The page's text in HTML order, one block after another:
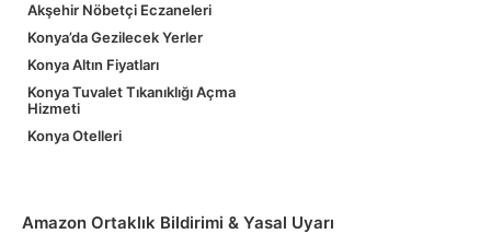
Akşehir Nöbetçi Eczaneleri
Konya’da Gezilecek Yerler
Konya Altın Fiyatları
Konya Tuvalet Tıkanıklığı Açma
Hizmeti
Konya Otelleri
Amazon Ortaklık Bildirimi & Yasal Uyarı